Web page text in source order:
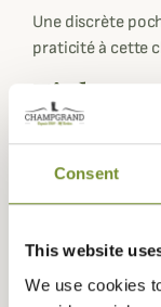
Consent
This website
We use cookies
Une discrète
praticité à cette
Fiche
Composition
Genre
Coloris